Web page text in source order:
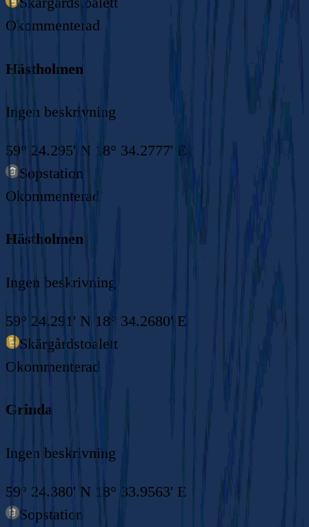
Okommenterad
Hästholmen
Ingen beskrivning
59° 24.295' N 18° 34.2777' E
Sopstation
Okommenterad
Hästholmen
Ingen beskrivning
59° 24.291' N 18° 34.2680' E
Skärgårdstoalett
Okommenterad
Grinda
Ingen beskrivning
59° 24.380' N 18° 33.9563' E
Sopstation